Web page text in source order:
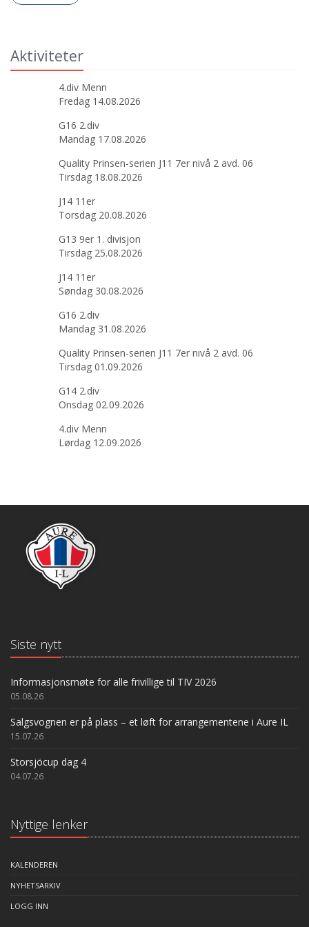
Aktiviteter
4.div Menn
Fredag 14.08.2026
G16 2.div
Mandag 17.08.2026
Quality Prinsen-serien J11 7er nivå 2 avd. 06
Tirsdag 18.08.2026
J14 11er
Torsdag 20.08.2026
G13 9er 1. divisjon
Tirsdag 25.08.2026
J14 11er
Søndag 30.08.2026
G16 2.div
Mandag 31.08.2026
Quality Prinsen-serien J11 7er nivå 2 avd. 06
Tirsdag 01.09.2026
G14 2.div
Onsdag 02.09.2026
4.div Menn
Lørdag 12.09.2026
Siste nytt
Informasjonsmøte for alle frivillige til TIV 2026
05.08.26
Salgsvognen er på plass – et løft for arrangementene i Aure IL
15.07.26
Storsjöcup dag 4
04.07.26
Nyttige lenker
KALENDEREN
NYHETSARKIV
LOGG INN